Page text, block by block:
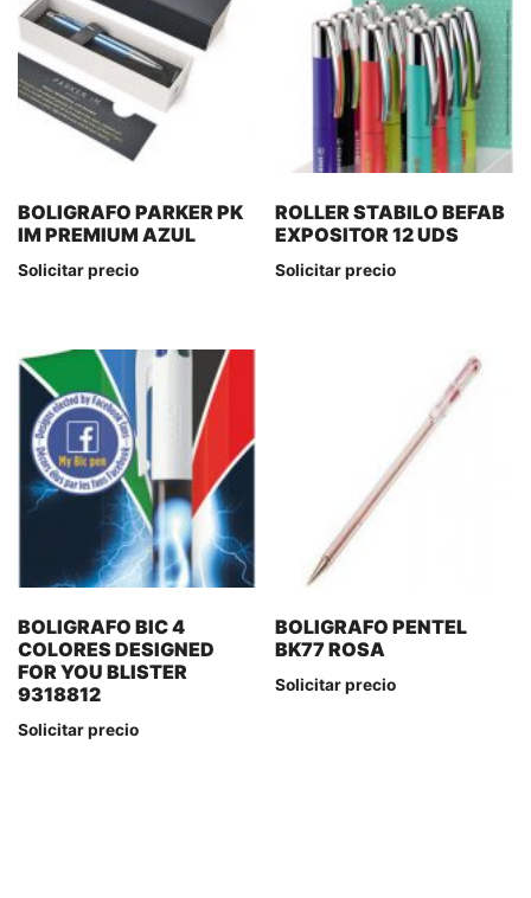
BOLIGRAFO PARKER PK
IM PREMIUM AZUL
Solicitar precio
ROLLER STABILO BEFAB
EXPOSITOR 12 UDS
Solicitar precio
BOLIGRAFO BIC 4
COLORES DESIGNED
FOR YOU BLISTER
9318812
Solicitar precio
BOLIGRAFO PENTEL
BK77 ROSA
Solicitar precio